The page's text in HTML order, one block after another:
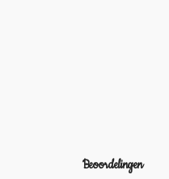
Beoordelingen